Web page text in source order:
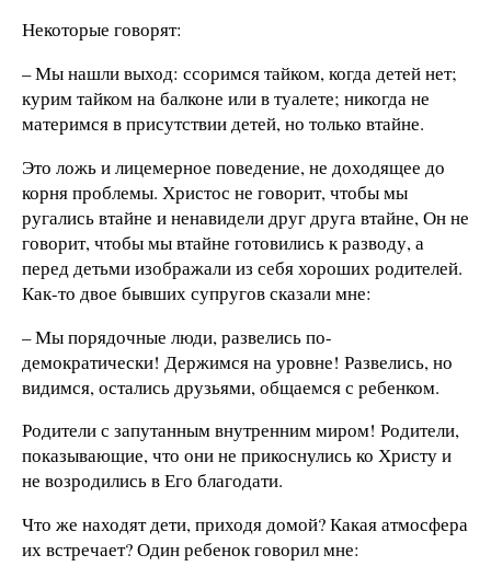
Некоторые говорят:
– Мы нашли выход: ссоримся тайком, когда детей нет;
курим тайком на балконе или в туалете; никогда не
материмся в присутствии детей, но только втайне.
Это ложь и лицемерное поведение, не доходящее до
корня проблемы. Христос не говорит, чтобы мы
ругались втайне и ненавидели друг друга втайне, Он не
говорит, чтобы мы втайне готовились к разводу, а
перед детьми изображали из себя хороших родителей.
Как-то двое бывших супругов сказали мне:
– Мы порядочные люди, развелись по-
демократически! Держимся на уровне! Развелись, но
видимся, остались друзьями, общаемся с ребенком.
Родители с запутанным внутренним миром! Родители,
показывающие, что они не прикоснулись ко Христу и
не возродились в Его благодати.
Что же находят дети, приходя домой? Какая атмосфера
их встречает? Один ребенок говорил мне: